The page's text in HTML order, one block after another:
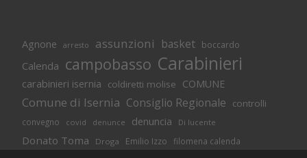
Agnone arresto assunzioni basket boccardo
Calenda campobasso Carabinieri
carabinieri isernia coldiretti molise COMUNE
Comune di Isernia Consiglio Regionale controlli
convegno covid denunce denuncia Di lucente
Donato Toma Droga Emilio Izzo filomena calenda